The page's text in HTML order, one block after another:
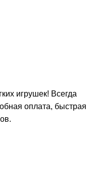
игрушек! Всегда
оплата, быстрая